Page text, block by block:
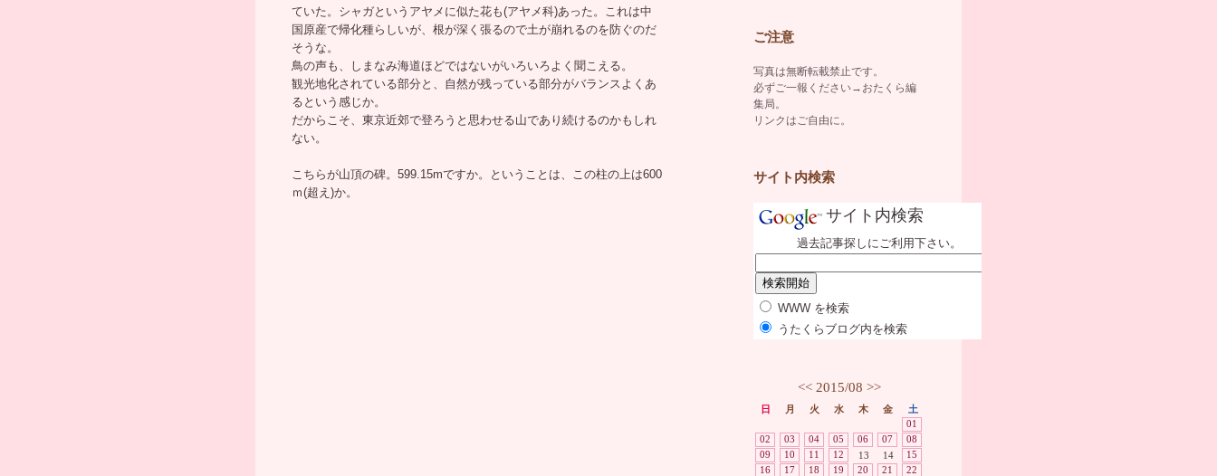
ていた。シャガというアヤメに似た花も(アヤメ科)あった。これは中
国原産で帰化種らしいが、根が深く張るので土が崩れるのを防ぐのだ
そうな。
鳥の声も、しまなみ海道ほどではないがいろいろよく聞こえる。
観光地化されている部分と、自然が残っている部分がバランスよくあ
るという感じか。
だからこそ、東京近郊で登ろうと思わせる山であり続けるのかもしれ
ない。
こちらが山頂の碑。599.15mですか。ということは、この柱の上は600
ｍ(超え)か。
ご注意
写真は無断転載禁止です。
必ずご一報ください→ おたくら編
集局 。
リンクはご自由に。
サイト内検索
サイト内検索
過去記事探しにご利用下さい。
WWW を検索
うたくらブログ内を検索
<< 2015/08 >>
日 月 火 水 木 金
土
01
02
03 04 05 06 07
08
09
10 11 12 13 14
15
16
17 18 19 20 21
22